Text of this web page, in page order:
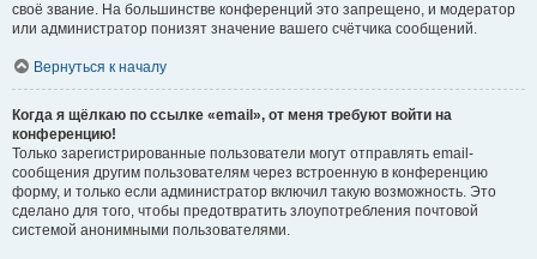
своё звание. На большинстве конференций это запрещено, и модератор
или администратор понизят значение вашего счётчика сообщений.
Вернуться к началу
Когда я щёлкаю по ссылке «email», от меня требуют войти на
конференцию!
Только зарегистрированные пользователи могут отправлять email-
сообщения другим пользователям через встроенную в конференцию
форму, и только если администратор включил такую возможность. Это
сделано для того, чтобы предотвратить злоупотребления почтовой
системой анонимными пользователями.